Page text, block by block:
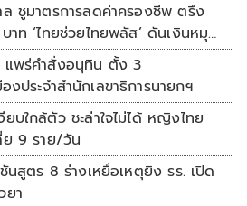
ล ชูมาตรการลดค่าครองชีพ ตรึง
าท ‘ไทยช่วยไทยพลัส’ ดันเงินหมุน
แพร่คำสั่งอนุทิน ตั้ง 3
งประจำสำนักเลขาธิการนายกฯ
ยบใกล้ตัว ชะล่าใจไม่ได้ หญิงไทย
ย 9 ราย/วัน
นสูตร 8 ร่างเหยื่อเหตุยิง รร. เปิด
ยา